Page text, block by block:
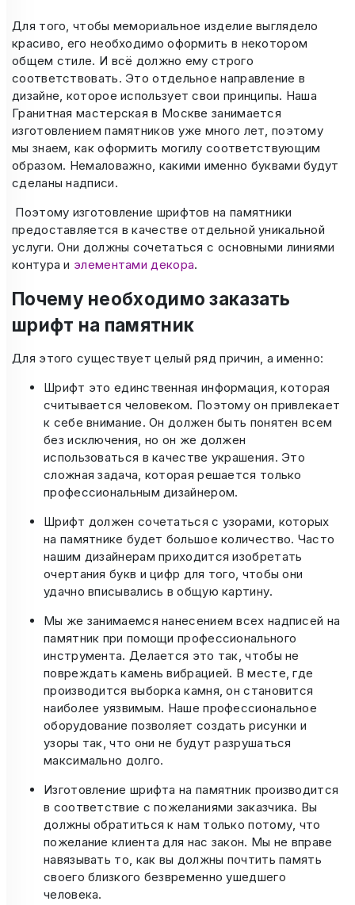
Для того, чтобы мемориальное изделие выглядело
красиво, его необходимо оформить в некотором
общем стиле. И всё должно ему строго
соответствовать. Это отдельное направление в
дизайне, которое использует свои принципы. Наша
Гранитная мастерская в Москве занимается
изготовлением памятников уже много лет, поэтому
мы знаем, как оформить могилу соответствующим
образом. Немаловажно, какими именно буквами будут
сделаны надписи.
Поэтому изготовление шрифтов на памятники
предоставляется в качестве отдельной уникальной
услуги. Они должны сочетаться с основными линиями
контура и элементами декора.
Почему необходимо заказать
шрифт на памятник
Для этого существует целый ряд причин, а именно:
Шрифт это единственная информация, которая
считывается человеком. Поэтому он привлекает
к себе внимание. Он должен быть понятен всем
без исключения, но он же должен
использоваться в качестве украшения. Это
сложная задача, которая решается только
профессиональным дизайнером.
Шрифт должен сочетаться с узорами, которых
на памятнике будет большое количество. Часто
нашим дизайнерам приходится изобретать
очертания букв и цифр для того, чтобы они
удачно вписывались в общую картину.
Мы же занимаемся нанесением всех надписей на
памятник при помощи профессионального
инструмента. Делается это так, чтобы не
повреждать камень вибрацией. В месте, где
производится выборка камня, он становится
наиболее уязвимым. Наше профессиональное
оборудование позволяет создать рисунки и
узоры так, что они не будут разрушаться
максимально долго.
Изготовление шрифта на памятник производится
в соответствие с пожеланиями заказчика. Вы
должны обратиться к нам только потому, что
пожелание клиента для нас закон. Мы не вправе
навязывать то, как вы должны почтить память
своего близкого безвременно ушедшего
человека.